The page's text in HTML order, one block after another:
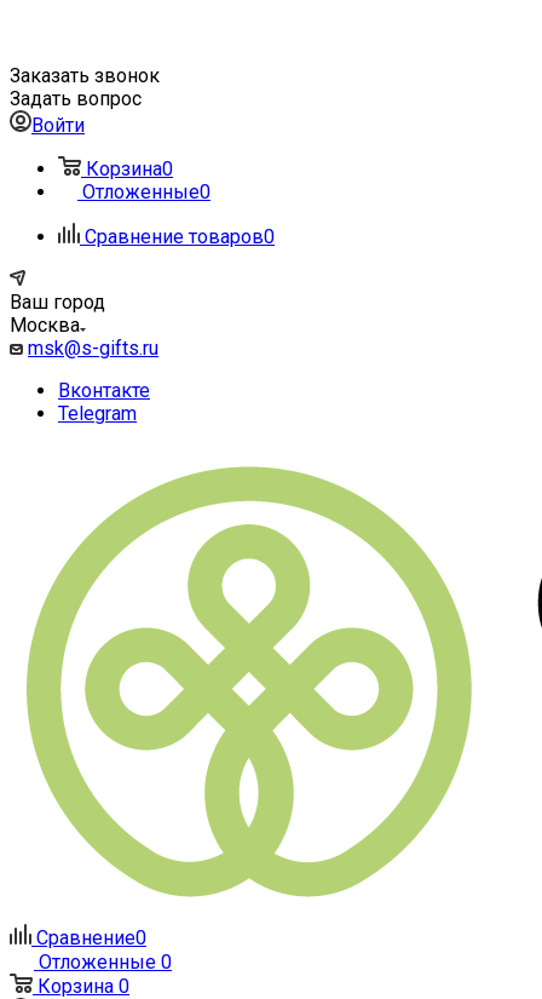
Заказать звонок
Задать вопрос
Войти
Корзина0
Отложенные0
Сравнение товаров0
Ваш город
Москва
msk@s-gifts.ru
Вконтакте
Telegram
Сравнение0
Отложенные 0
Корзина 0